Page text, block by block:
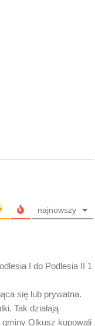
najnowszy
I do Podlesia II 1
się lub prywatna.
Tak działają
Olkusz kupowali